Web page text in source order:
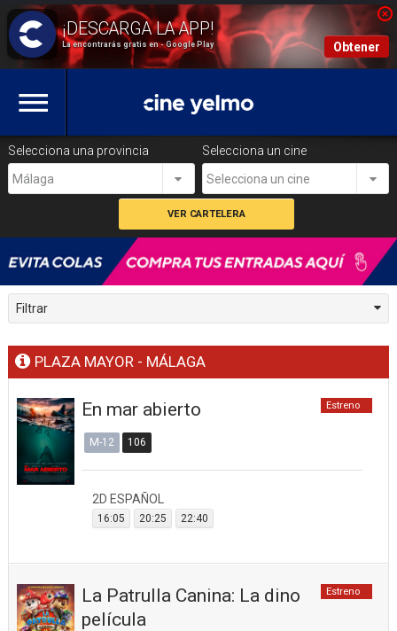
La encontrarás gratis en - Google Play Obtener
Selecciona una provincia
Málaga
Selecciona un cine
Selecciona un cine
Filtrar
PLAZA MAYOR - MÁLAGA
Estreno
En mar abierto
M-12 106
2D ESPAÑOL
16:05 20:25 22:40
Estreno
La Patrulla Canina: La dino
película